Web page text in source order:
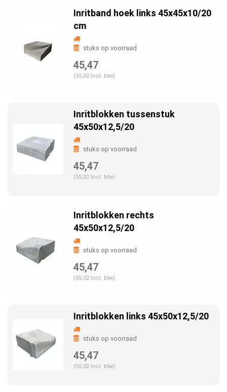
Inritband hoek links 45x45x10/20
cm
stuks op voorraad
45,47
(55,02 Incl. btw)
Inritblokken tussenstuk
45x50x12,5/20
stuks op voorraad
45,47
(55,02 Incl. btw)
Inritblokken rechts
45x50x12,5/20
stuks op voorraad
45,47
(55,02 Incl. btw)
Inritblokken links 45x50x12,5/20
stuks op voorraad
45,47
(55,02 Incl. btw)